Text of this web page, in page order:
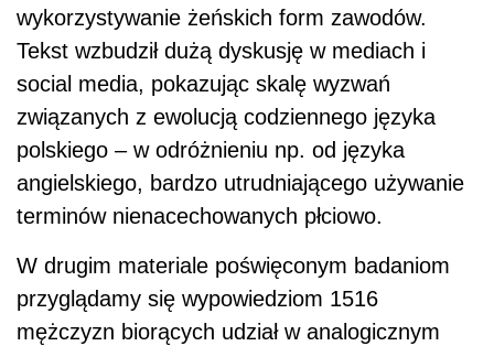
wykorzystywanie żeńskich form zawodów.
Tekst wzbudził dużą dyskusję w mediach i
social media, pokazując skalę wyzwań
związanych z ewolucją codziennego języka
polskiego – w odróżnieniu np. od języka
angielskiego, bardzo utrudniającego używanie
terminów nienacechowanych płciowo.
W drugim materiale poświęconym badaniom
przyglądamy się wypowiedziom 1516
mężczyzn biorących udział w analogicznym